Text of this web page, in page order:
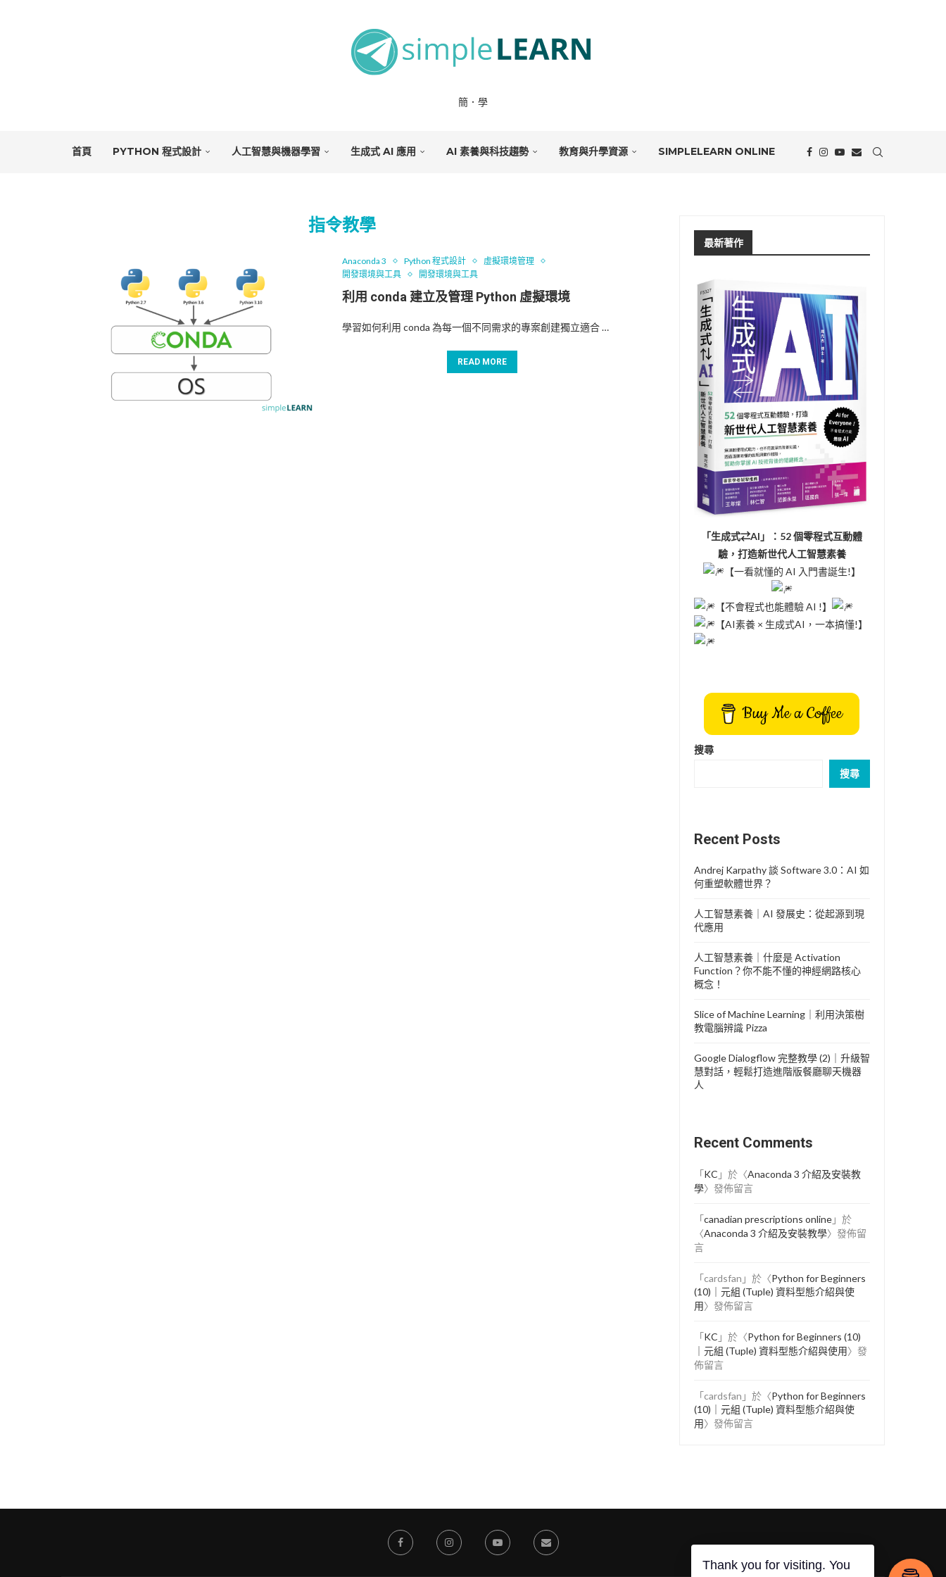
簡．學
首頁 PYTHON 程式設計 人工智慧與機器學習 生成式 AI 應用 AI 素養與科技趨勢 教育與升學資源 SIMPLELEARN ONLINE
指令教學
Anaconda 3 Python 程式設計
虛擬環境管理
開發環境與工具
開發環境與工具
利用 conda 建立及管理 Python 虛擬環境
學習如何利用 conda 為每一個不同需求的專案創建獨立適合 …
READ MORE
最新著作
「生成式⇄AI」：52 個零程式互動體
驗，打造新世代人工智慧素養
【一看就懂的 AI 入門書誕生!】
【不會程式也能體驗 AI !】
【AI素養 × 生成式AI，一本搞懂!】
Buy Me a Coffee
搜尋
搜尋
Recent Posts
Andrej Karpathy 談 Software 3.0：AI 如
何重塑軟體世界？
人工智慧素養｜AI 發展史：從起源到現
代應用
人工智慧素養｜什麼是 Activation
Function？你不能不懂的神經網路核心
概念！
Slice of Machine Learning｜利用決策樹
教電腦辨識 Pizza
Google Dialogflow 完整教學 (2)｜升級智
慧對話，輕鬆打造進階版餐廳聊天機器
人
Recent Comments
「KC 」於〈Anaconda 3 介紹及安裝教
學〉發佈留言
「canadian prescriptions online」於
〈Anaconda 3 介紹及安裝教學〉發佈留
言
「cardsfan 」於〈Python for Beginners
(10)｜元組 (Tuple) 資料型態介紹與使
用〉發佈留言
「KC 」於〈Python for Beginners (10)
｜元組 (Tuple) 資料型態介紹與使用〉發
佈留言
「cardsfan 」於〈Python for Beginners
(10)｜元組 (Tuple) 資料型態介紹與使
用〉發佈留言